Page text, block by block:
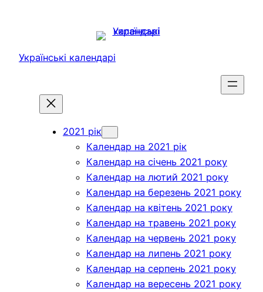
Українські календарі
2021 рік
Календар на 2021 рік
Календар на січень 2021 року
Календар на лютий 2021 року
Календар на березень 2021 року
Календар на квітень 2021 року
Календар на травень 2021 року
Календар на червень 2021 року
Календар на липень 2021 року
Календар на серпень 2021 року
Календар на вересень 2021 року